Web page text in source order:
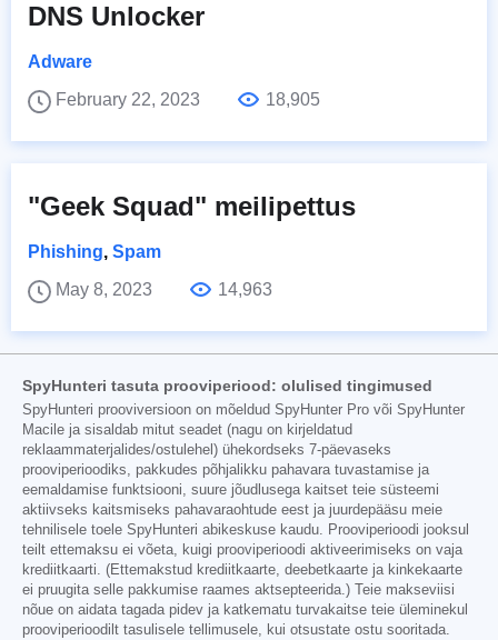
DNS Unlocker
Adware
February 22, 2023
18,905
"Geek Squad" meilipettus
Phishing, Spam
May 8, 2023
14,963
SpyHunteri tasuta prooviperiood: olulised tingimused
SpyHunteri prooviversioon on mõeldud SpyHunter Pro või SpyHunter
Macile ja sisaldab mitut seadet (nagu on kirjeldatud
reklaammaterjalides/ostulehel) ühekordseks 7-päevaseks
prooviperioodiks, pakkudes põhjalikku pahavara tuvastamise ja
eemaldamise funktsiooni, suure jõudlusega kaitset teie süsteemi
aktiivseks kaitsmiseks pahavaraohtude eest ja juurdepääsu meie
tehnilisele toele SpyHunteri abikeskuse kaudu. Prooviperioodi jooksul
teilt ettemaksu ei võeta, kuigi prooviperioodi aktiveerimiseks on vaja
krediitkaarti. (Ettemakstud krediitkaarte, deebetkaarte ja kinkekaarte
ei pruugita selle pakkumise raames aktsepteerida.) Teie makseviisi
nõue on aidata tagada pidev ja katkematu turvakaitse teie üleminekul
prooviperioodilt tasulisele tellimusele, kui otsustate ostu sooritada.